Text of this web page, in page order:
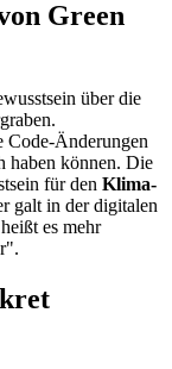
Green
über die
Code-Änderungen
haben können. Die
für den Klima-
galt in der digitalen
es mehr